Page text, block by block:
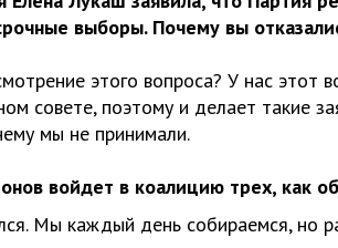
выборы. Почему вы
этого вопроса? У нас этот
совете, поэтому и делает такие
мы не принимали.
войдет в коалицию трех, как
Мы каждый день собираемся, но